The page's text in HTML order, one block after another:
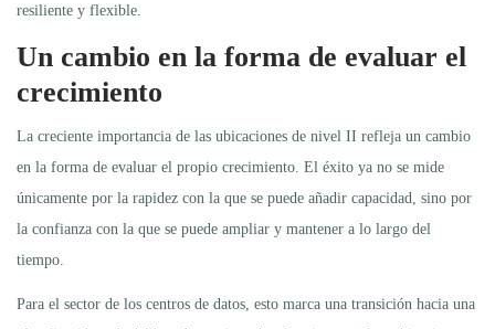
resiliente y flexible.
Un cambio en la forma de evaluar el
crecimiento
La creciente importancia de las ubicaciones de nivel II refleja un cambio
en la forma de evaluar el propio crecimiento. El éxito ya no se mide
únicamente por la rapidez con la que se puede añadir capacidad, sino por
la confianza con la que se puede ampliar y mantener a lo largo del
tiempo.
Para el sector de los centros de datos, esto marca una transición hacia una